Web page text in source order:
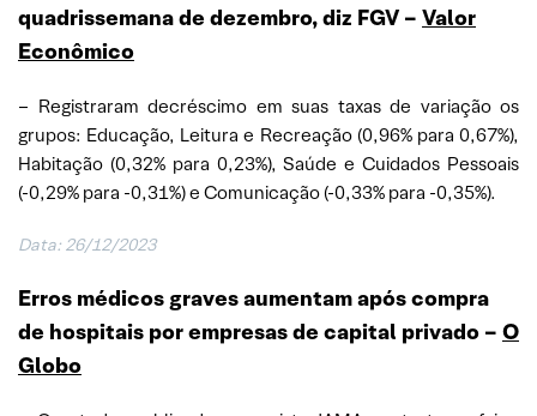
quadrissemana de dezembro, diz FGV – Valor
Econômico
– Registraram decréscimo em suas taxas de variação os
grupos: Educação, Leitura e Recreação (0,96% para 0,67%),
Habitação (0,32% para 0,23%), Saúde e Cuidados Pessoais
(-0,29% para -0,31%) e Comunicação (-0,33% para -0,35%).
Data: 26/12/2023
Erros médicos graves aumentam após compra
de hospitais por empresas de capital privado – O
Globo